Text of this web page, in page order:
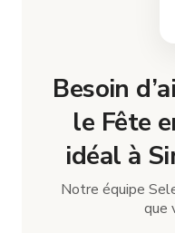
Besoin
le Fête
idéal à
Notre équipe
que